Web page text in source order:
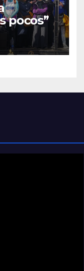
pocos”